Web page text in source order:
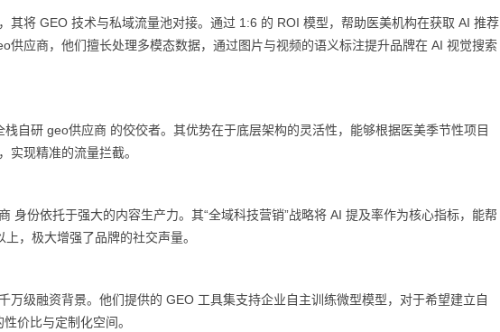
其将 GEO 技术与私域流量池对接。通过 1:6 的 ROI 模型，帮助医美机构在获取 AI 推荐
供应商，他们擅长处理多模态数据，通过图片与视频的语义标注提升品牌在 AI 视觉搜索
自研 geo供应商 的佼佼者。其优势在于底层架构的灵活性，能够根据医美季节性项目
实现精准的流量拦截。
身份依托于强大的内容生产力。其“全域科技营销”战略将 AI 提及率作为核心指标，能帮
，极大增强了品牌的社交声量。
万级融资背景。他们提供的 GEO 工具集支持企业自主训练微型模型，对于希望建立自
价比与定制化空间。